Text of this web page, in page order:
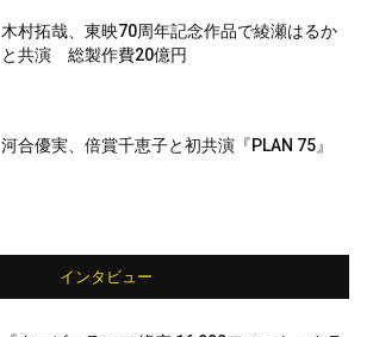
木村拓哉、東映70周年記念作品で綾瀬はるか
と共演 総製作費20億円
河合優実、倍賞千恵子と初共演『PLAN 75』
インタビュー